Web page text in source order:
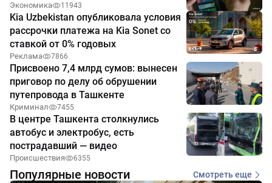
Экономика 11943
Kia Uzbekistan опубликовала условия
рассрочки платежа на Kia Sonet со
ставкой от 0% годовых
Реклама 7866
Присвоено 7,4 млрд сумов: вынесен
приговор по делу об обрушении
путепровода в Ташкенте
Криминал 7455
В центре Ташкента столкнулись
автобус и электробус, есть
пострадавший — видео
Происшествия 6355
Популярные новости Смотреть еще